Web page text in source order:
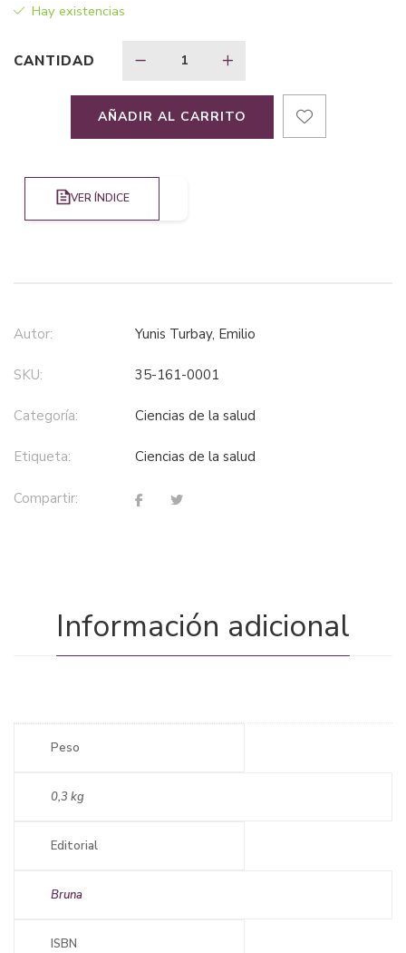
Hay existencias
CANTIDAD
AÑADIR AL CARRITO
VER ÍNDICE
Autor: Yunis Turbay, Emilio
SKU: 35-161-0001
Categoría: ciencias de la salud
Etiqueta: ciencias de la salud
Compartir:
Información adicional
Peso
0,3 kg
Editorial
Bruna
ISBN